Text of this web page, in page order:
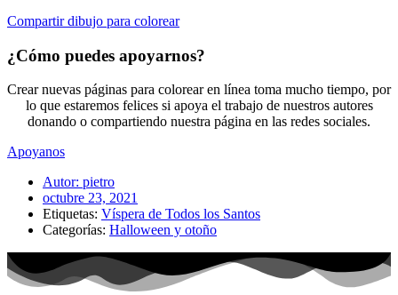
Compartir dibujo para colorear
¿Cómo puedes apoyarnos?
Crear nuevas páginas para colorear en línea toma mucho tiempo, por
lo que estaremos felices si apoya el trabajo de nuestros autores
donando o compartiendo nuestra página en las redes sociales.
Apoyanos
Autor: pietro
octubre 23, 2021
Etiquetas: Víspera de Todos los Santos
Categorías: Halloween y otoño